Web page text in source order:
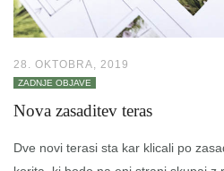
28. OKTOBRA, 2019
ZADNJE OBJAVE
Nova zasaditev teras
Dve novi terasi sta kar klicali po